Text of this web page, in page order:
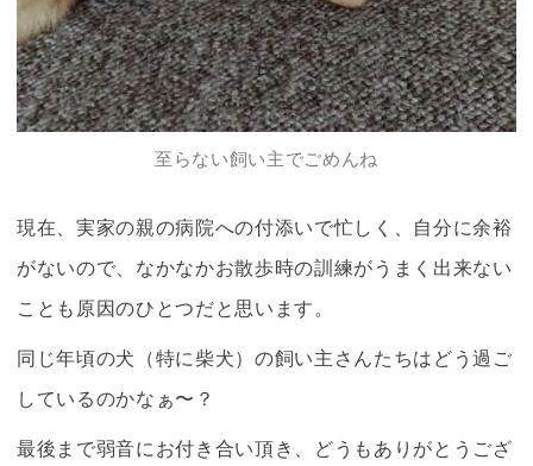
至らない飼い主でごめんね
現在、実家の親の病院への付添いで忙しく、自分に余裕
がないので、なかなかお散歩時の訓練がうまく出来ない
ことも原因のひとつだと思います。
同じ年頃の犬（特に柴犬）の飼い主さんたちはどう過ご
しているのかなぁ〜？
最後まで弱音にお付き合い頂き、どうもありがとうござ